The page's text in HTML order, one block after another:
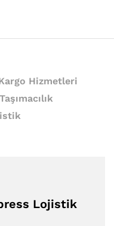
Hizmetleri
Taşımacılık
Lojistik